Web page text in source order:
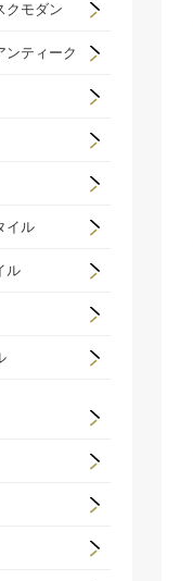
クモダン
ンティーク
イル
ル